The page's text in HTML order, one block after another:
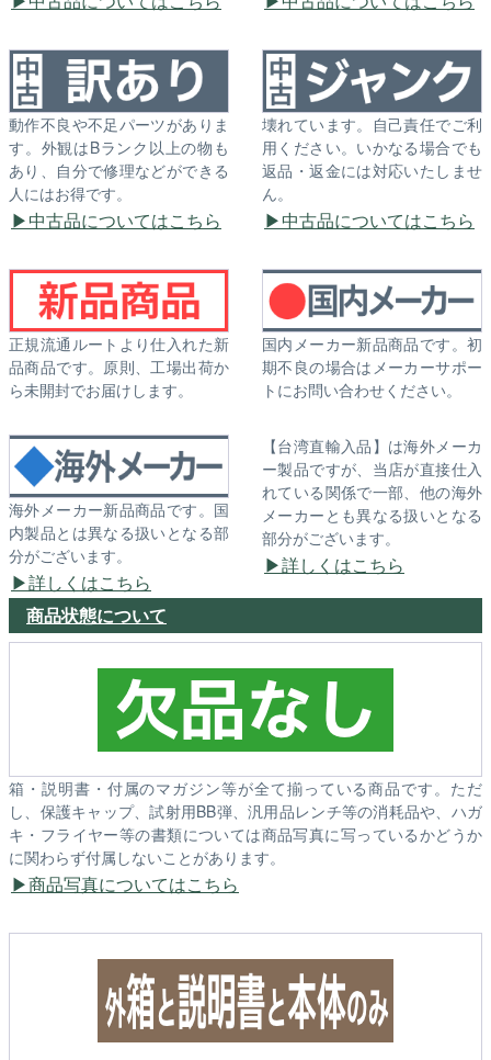
動作不良や不足パーツがありま
す。外観はBランク以上の物も
あり、自分で修理などができる
人にはお得です。
中古品についてはこちら
壊れています。自己責任でご利
用ください。いかなる場合でも
返品・返金には対応いたしませ
ん。
中古品についてはこちら
正規流通ルートより仕入れた新
品商品です。原則、工場出荷か
ら未開封でお届けします。
国内メーカー新品商品です。初
期不良の場合はメーカーサポー
トにお問い合わせください。
海外メーカー新品商品です。国
内製品とは異なる扱いとなる部
分がございます。
詳しくはこちら
【台湾直輸入品】は海外メーカ
ー製品ですが、当店が直接仕入
れている関係で一部、他の海外
メーカーとも異なる扱いとなる
部分がございます。
詳しくはこちら
商品状態について
箱・説明書・付属のマガジン等が全て揃っている商品です。ただ
し、保護キャップ、試射用BB弾、汎用品レンチ等の消耗品や、ハガ
キ・フライヤー等の書類については商品写真に写っているかどうか
に関わらず付属しないことがあります。
商品写真についてはこちら